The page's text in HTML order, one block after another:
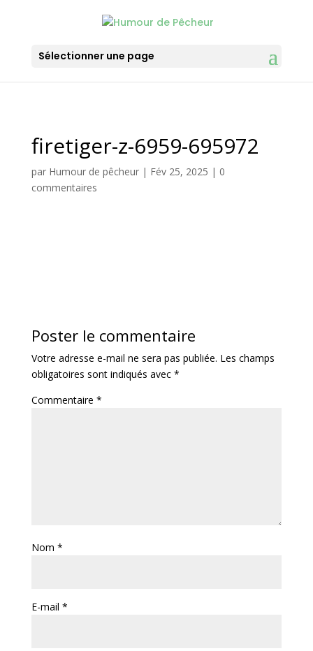
Sélectionner une page
firetiger-z-6959-695972
par Humour de pêcheur| Fév 25, 2025 | 0
commentaires
Poster le commentaire
Votre adresse e-mail ne sera pas publiée. Les champs
obligatoires sont indiqués avec *
Commentaire *
Nom *
E-mail *